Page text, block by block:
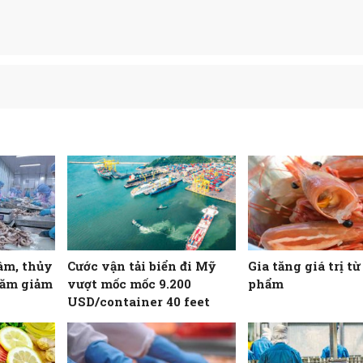
thủy
giảm
Cước vận tải biển đi Mỹ
vượt mốc mốc 9.200
USD/container 40 feet
Gia tăng giá trị từ
phẩm